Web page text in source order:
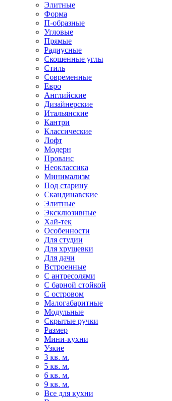
Элитные
Форма
П-образные
Угловые
Прямые
Радиусные
Скошенные углы
Стиль
Современные
Евро
Английские
Дизайнерские
Итальянские
Кантри
Классические
Лофт
Модерн
Прованс
Неоклассика
Минимализм
Под старину
Скандинавские
Элитные
Эксклюзивные
Хай-тек
Особенности
Для студии
Для хрущевки
Для дачи
Встроенные
С антресолями
С барной стойкой
С островом
Малогабаритные
Модульные
Скрытые ручки
Размер
Мини-кухни
Узкие
3 кв. м.
5 кв. м.
6 кв. м.
9 кв. м.
Все для кухни